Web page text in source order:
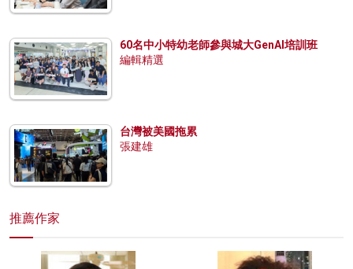
60名中小特幼老師參與城大GenAI培訓班
編輯精選
台灣被美國拖累
張建雄
推薦作家